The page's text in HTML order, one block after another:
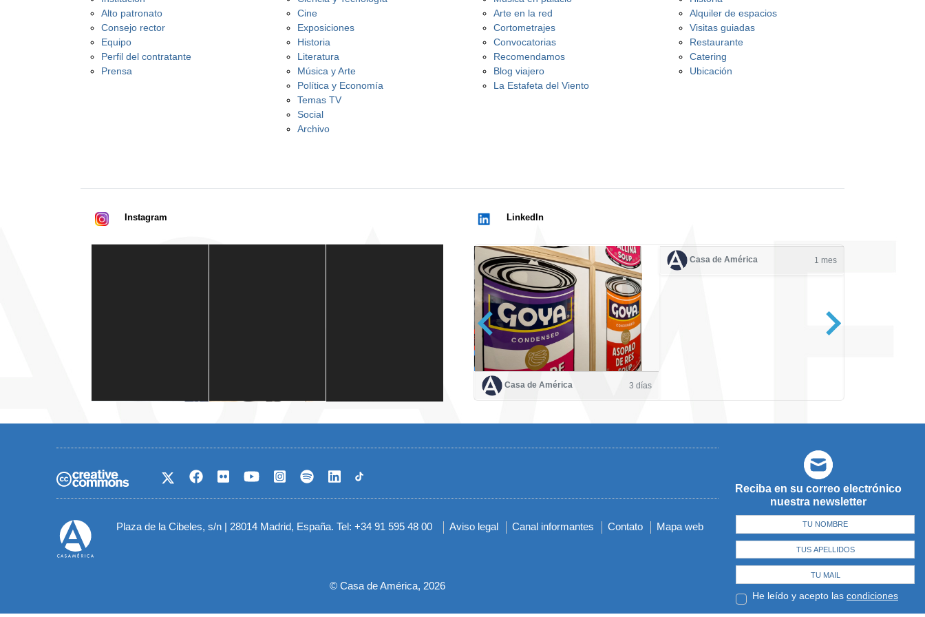
Alto patronato
Consejo rector
Equipo
Perfil del contratante
Prensa
Cine
Exposiciones
Historia
Literatura
Música y Arte
Política y Economía
Temas TV
Social
Archivo
Arte en la red
Cortometrajes
Convocatorias
Recomendamos
Blog viajero
La Estafeta del Viento
Alquiler de espacios
Visitas guiadas
Restaurante
Catering
Ubicación
Instagram LinkedIn
Casa de América 3 días
Casa de América 1 mes
Reciba en su correo electrónico
nuestra newsletter
He leído y acepto las condiciones
Plaza de la Cibeles, s/n | 28014 Madrid, España. Tel: +34 91 595 48 00
Menú
pie
Aviso legal Canal informantes Contato Mapa web
© Casa de América, 2026